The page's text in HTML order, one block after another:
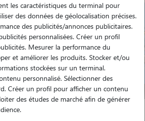
les caractéristiques du terminal pour
des données de géolocalisation précises.
des publicités/annonces publicitaires.
personnalisées. Créer un profil
Mesurer la performance du
et améliorer les produits. Stocker et/ou
stockées sur un terminal.
personnalisé. Sélectionner des
Créer un profil pour afficher un contenu
des études de marché afin de générer